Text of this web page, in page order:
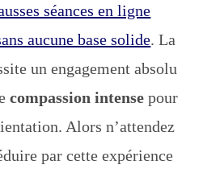
séances en ligne
aucune base solide. La
un engagement absolu
compassion intense pour
Alors n’attendez
par cette expérience